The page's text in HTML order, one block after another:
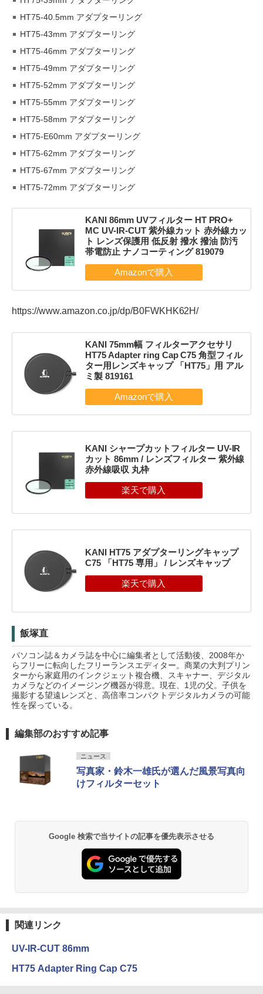
HT75-40.5mm アダプターリング
HT75-43mm アダプターリング
HT75-46mm アダプターリング
HT75-49mm アダプターリング
HT75-52mm アダプターリング
HT75-55mm アダプターリング
HT75-58mm アダプターリング
HT75-E60mm アダプターリング
HT75-62mm アダプターリング
HT75-67mm アダプターリング
HT75-72mm アダプターリング
KANI 86mm UVフィルター HT PRO+
MC UV-IR-CUT 紫外線カット 赤外線カッ
ト レンズ保護用 低反射 撥水 撥油 防汚
帯電防止 ナノコーティング 819079
https://www.amazon.co.jp/dp/B0FWKHK62H/
KANI 75mm幅 フィルターアクセサリ
HT75 Adapter ring Cap C75 角型フィル
ター用レンズキャップ 「HT75」用 アル
ミ製 819161
KANI シャープカットフィルター UV-IR
カット 86mm / レンズフィルター 紫外線
赤外線吸収 丸枠
KANI HT75 アダプターリングキャップ
C75 「HT75 専用」 / レンズキャップ
飯塚直
パソコン誌＆カメラ誌を中心に編集者として活動後、2008年か
らフリーに転向したフリーランスエディター。商業の大判プリン
ターから家庭用のインクジェット複合機、スキャナー、デジタル
カメラなどのイメージング機器が得意。現在、1児の父。子供を
撮影する望遠レンズと、高倍率コンパクトデジタルカメラの可能
性を探っている。
編集部のおすすめ記事
ニュース
写真家・鈴木一雄氏が選んだ風景写真向
けフィルターセット
Google 検索で当サイトの記事を優先表示させる
関連リンク
UV-IR-CUT 86mm
HT75 Adapter Ring Cap C75